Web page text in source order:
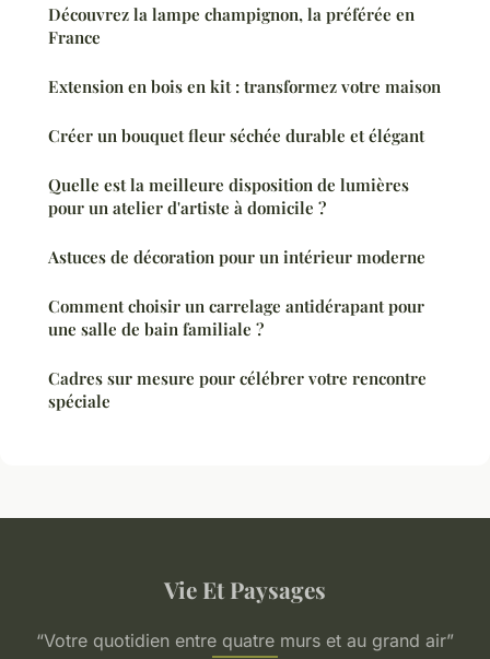
Découvrez la lampe champignon, la préférée en
France
Extension en bois en kit : transformez votre maison
Créer un bouquet fleur séchée durable et élégant
Quelle est la meilleure disposition de lumières
pour un atelier d'artiste à domicile ?
Astuces de décoration pour un intérieur moderne
Comment choisir un carrelage antidérapant pour
une salle de bain familiale ?
Cadres sur mesure pour célébrer votre rencontre
spéciale
Vie Et Paysages
“Votre quotidien entre quatre murs et au grand air”